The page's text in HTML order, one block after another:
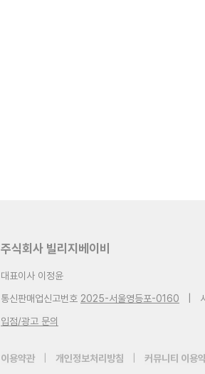
주식회사 빌리지베이비
대표이사 이정윤
통신판매업신고번호 2025-서울영등포-0160
입점/광고 문의
이용약관 개인정보처리방침 커뮤니티 이용